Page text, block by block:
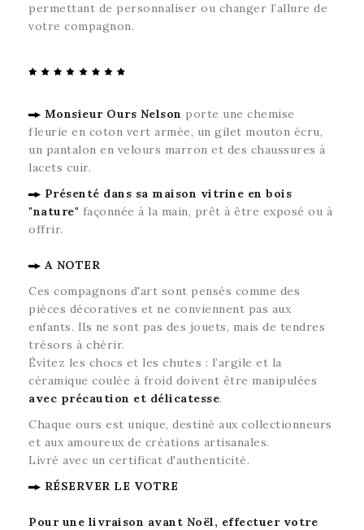
permettant de personnaliser ou changer l’allure de
votre compagnon.
Monsieur Ours Nelson porte une chemise
fleurie en coton vert armée, un gilet mouton écru,
un pantalon en velours marron et des chaussures à
lacets cuir.
Présenté dans sa maison vitrine en bois
"nature" façonnée à la main, prêt à être exposé ou à
offrir.
A NOTER
Ces compagnons d'art sont pensés comme des
pièces décoratives et ne conviennent pas aux
enfants. Ils ne sont pas des jouets, mais de tendres
trésors à chérir.
Évitez les chocs et les chutes : l’argile et la
céramique coulée à froid doivent être manipulées
avec précaution et délicatesse.
Chaque ours est unique, destiné aux collectionneurs
et aux amoureux de créations artisanales.
Livré avec un certificat d'authenticité.
RÉSERVER LE VOTRE
Pour une livraison avant Noël, effectuer votre